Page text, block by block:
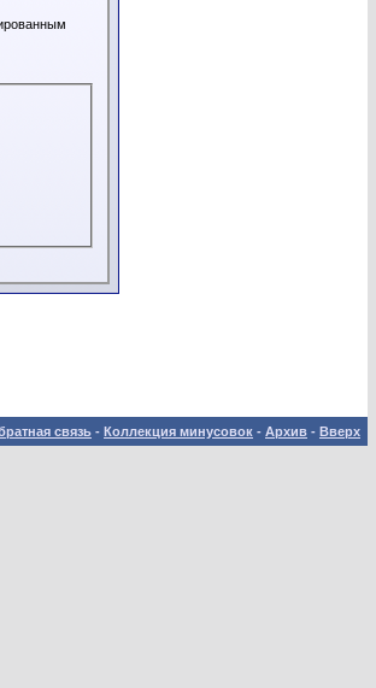
связь - Коллекция минусовок - Архив - Вверх